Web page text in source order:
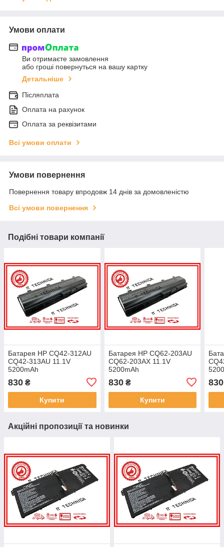
Умови оплати
Ви отримаєте замовлення
або гроші повернуться на вашу картку
Детальніше
Післяплата
Оплата на рахунок
Оплата за реквізитами
Всі умови оплати
Умови повернення
Повернення товару впродовж 14 днів за домовленістю
Всі умови повернення
Подібні товари компанії
Батарея HP CQ42-312AU
CQ42-313AU 11.1V
5200mAh
830 ₴
Купити
Батарея HP CQ62-203AU
CQ62-203AX 11.1V
5200mAh
830₴
Купити
830
Акційні пропозиції та новинки